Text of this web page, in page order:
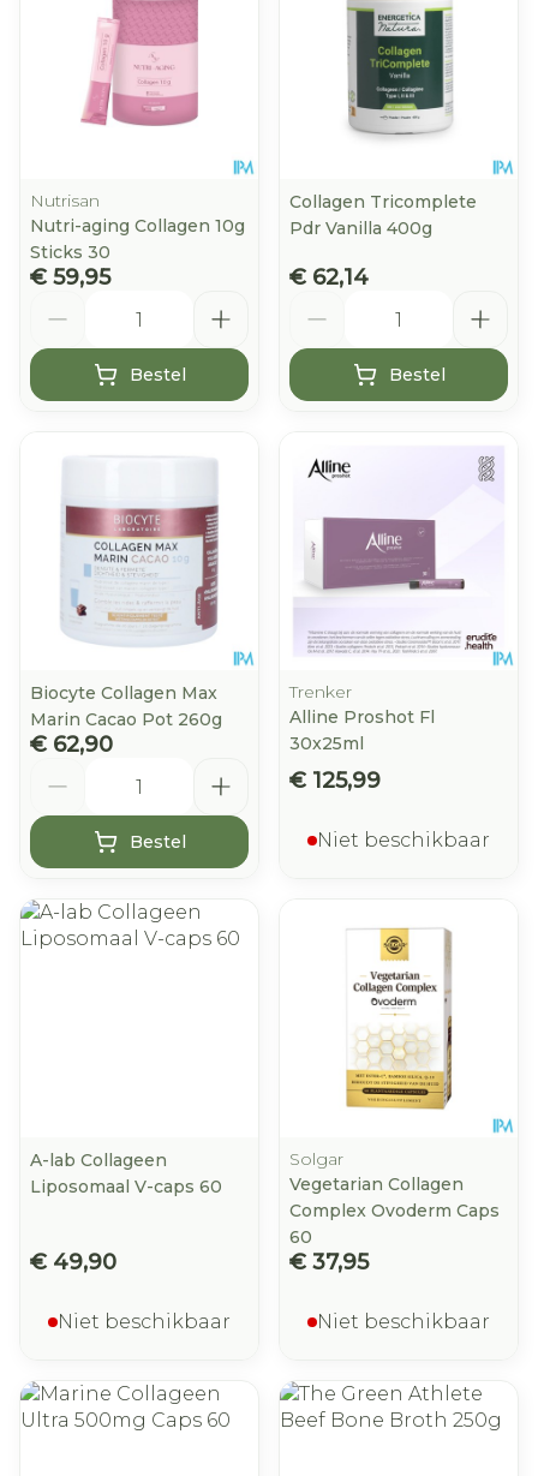
Nutrisan
Nutri-aging Collagen 10g
Sticks 30
€ 59,95
Bestel
Collagen Tricomplete
Pdr Vanilla 400g
€ 62,14
Bestel
Biocyte Collagen Max
Marin Cacao Pot 260g
€ 62,90
Bestel
Trenker
Alline Proshot Fl
30x25ml
€ 125,99
Niet beschikbaar
A-lab Collageen
Liposomaal V-caps 60
€ 49,90
Niet beschikbaar
Solgar
Vegetarian Collagen
Complex Ovoderm Caps
60
€ 37,95
Niet beschikbaar